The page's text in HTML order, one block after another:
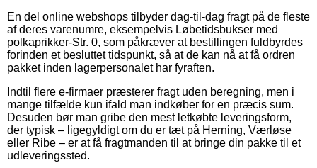
En del online webshops tilbyder dag-til-dag fragt på de fleste
af deres varenumre, eksempelvis Løbetidsbukser med
polkaprikker-Str. 0, som påkræver at bestillingen fuldbyrdes
forinden et besluttet tidspunkt, så at de kan nå at få ordren
pakket inden lagerpersonalet har fyraften.
Indtil flere e-firmaer præsterer fragt uden beregning, men i
mange tilfælde kun ifald man indkøber for en præcis sum.
Desuden bør man gribe den mest letkøbte leveringsform,
der typisk – ligegyldigt om du er tæt på Herning, Værløse
eller Ribe – er at få fragtmanden til at bringe din pakke til et
udleveringssted.